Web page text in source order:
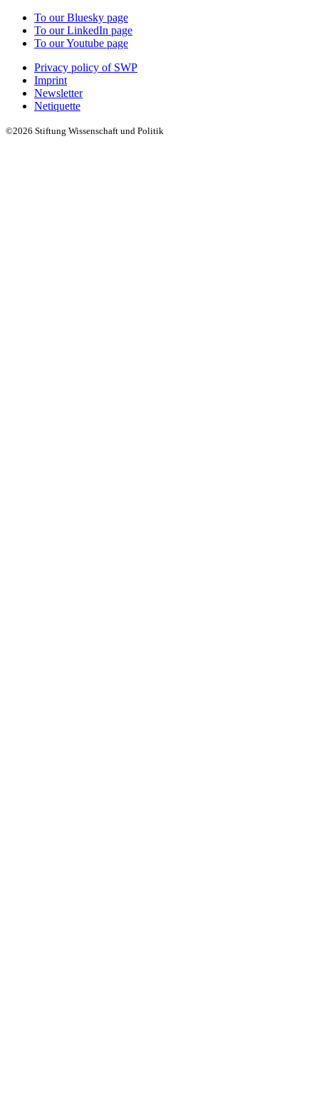
To our Bluesky page
To our LinkedIn page
To our Youtube page
Privacy policy of SWP
Imprint
Newsletter
Netiquette
©2026 Stiftung Wissenschaft und Politik